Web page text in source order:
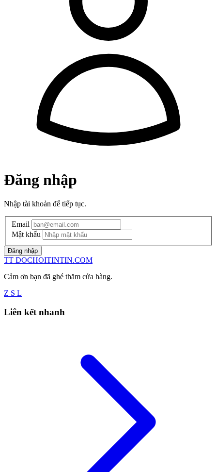
Đăng nhập
Nhập tài khoản để tiếp tục.
Email
Mật khẩu
Đăng nhập
TT DOCHOITINTIN.COM
Cảm ơn bạn đã ghé thăm cửa hàng.
Z S L
Liên kết nhanh